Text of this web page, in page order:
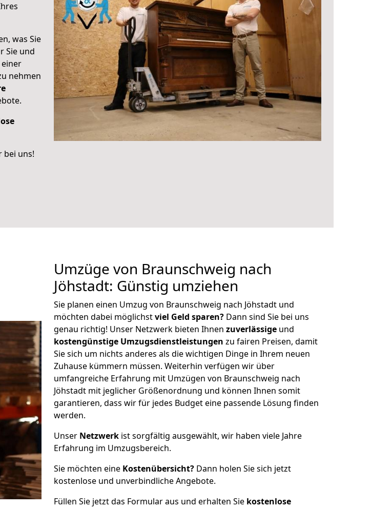
was Sie
Sie und
nehmen
bei uns!
Umzüge von Braunschweig nach
Jöhstadt: Günstig umziehen
Sie planen einen Umzug von Braunschweig nach Jöhstadt und
möchten dabei möglichstviel Geld sparen? Dann sind Sie bei uns
genau richtig! Unser Netzwerk bieten Ihnen zuverlässige und
kostengünstige Umzugsdienstleistungen zu fairen Preisen, damit
Sie sich um nichts anderes als die wichtigen Dinge in Ihrem neuen
Zuhause kümmern müssen. Weiterhin verfügen wir über
umfangreiche Erfahrung mit Umzügen von Braunschweig nach
Jöhstadt mit jeglicher Größenordnung und können Ihnen somit
garantieren, dass wir für jedes Budget eine passende Lösung finden
werden.
Unser Netzwerk ist sorgfältig ausgewählt, wir haben viele Jahre
Erfahrung im Umzugsbereich.
Sie möchten eine Kostenübersicht? Dann holen Sie sich jetzt
kostenlose und unverbindliche Angebote.
Füllen Sie jetzt das Formular aus und erhalten Sie kostenlose